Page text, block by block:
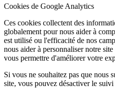
Cookies de Google Analytics
Ces cookies collectent des
globalement pour nous aider à
est utilisé ou l'efficacité de nos
nous aider à personnaliser notre
vous permettre d'améliorer votre
Si vous ne souhaitez pas que nous
site, vous pouvez désactiver le